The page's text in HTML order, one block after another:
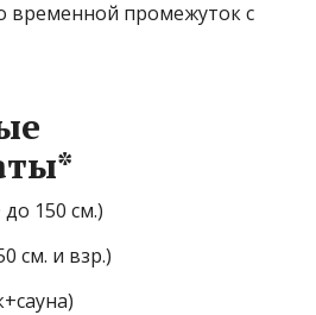
временной промежуток с
150 см.)
см. и взр.)